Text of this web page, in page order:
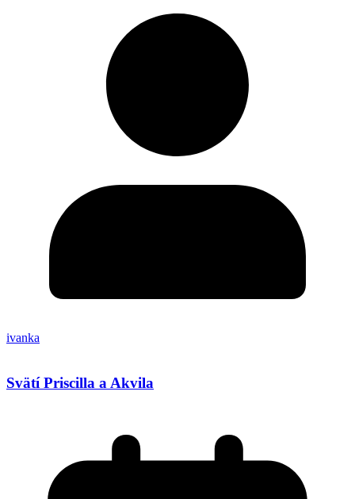
ivanka
Svätí Priscilla a Akvila